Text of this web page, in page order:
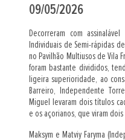
09/05/2026
Decorreram com
Individuais de Semi-rápidas
no Pavilhão Multiusos de Vila
foram bastante divididos,
ligeira superioridade, ao
Barreiro, Independente
Miguel levaram dois títulos
e os açorianos, que viram
Maksym e Matviy Faryma